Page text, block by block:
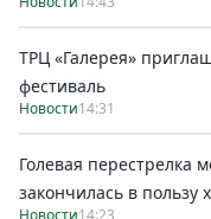
ТРЦ «Галерея»
фестиваль
Новости14:31
Голевая перестрелка
закончилась в пользу
Новости14:23